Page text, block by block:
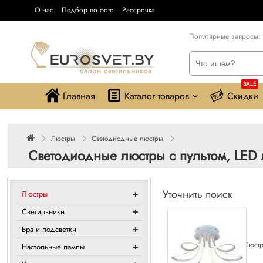
О нас Подбор по фото Рассрочка
Популярные запросы:
Главная Каталог товаров
SALE
Скидки
Люстры Светодиодные люстры
Светодиодные люстры с пультом, LED
Люстры
Светильники
Бра и подсветки
Настольные лампы
Уточнить поиск